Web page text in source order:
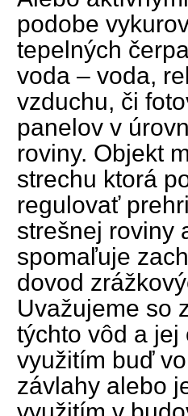
podobe
tepelných
voda – voda,
vzduchu, či
panelov v
roviny. Objekt
strechu ktorá
regulovať
strešnej roviny
spomaľuje
dovod
Uvažujeme so
týchto vôd a jej
využitím buď
závlahy alebo